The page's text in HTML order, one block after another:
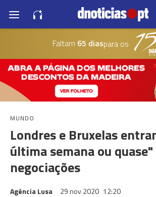
Faltam 65 diaspara os
MUNDO
Londres e Bruxelas
última semana ou
negociações
Agência Lusa 29 nov 2020 12:20